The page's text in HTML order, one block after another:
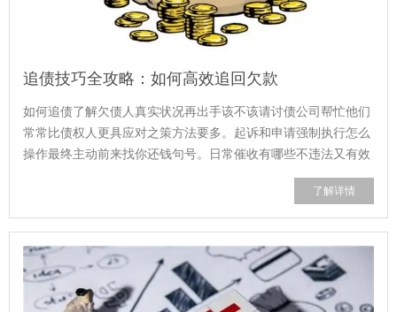
追债技巧全攻略：如何高效追回欠款
如何追债了解欠债人真实状况再出手该不该请讨债公司帮忙他们
常⁠常比债权人更具应对之策方⁠法要多。起诉和申请强制执行怎么
操作最终主动前来找你还钱句号。日常催收有哪些不违法又有效
了解详情